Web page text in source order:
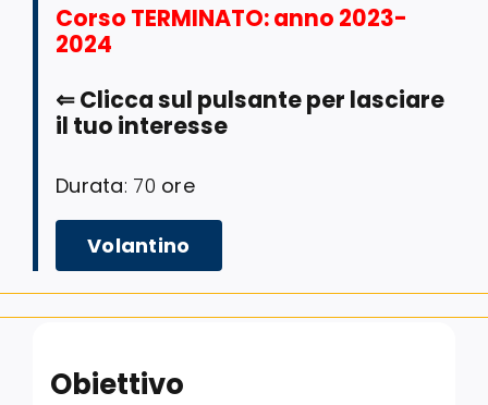
Corso TERMINATO: anno 2023-
2024
⇐Clicca sul pulsante per lasciare
il tuo interesse
Durata: 70 ore
Volantino
Obiettivo